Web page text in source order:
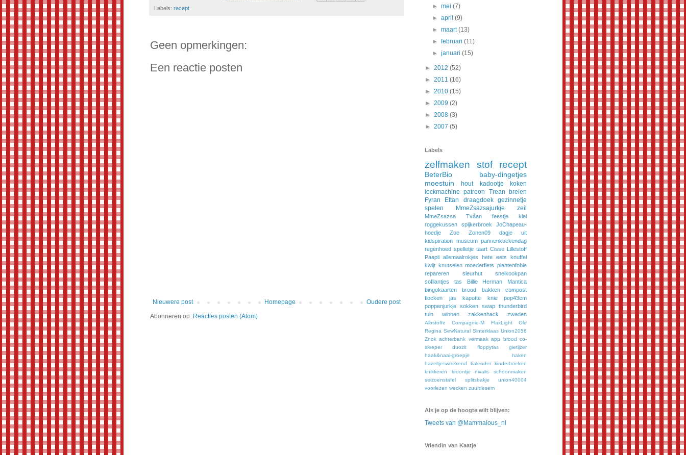
Labels: recept
Geen opmerkingen:
Een reactie posten
Nieuwere post Oudere post
Homepage
Abonneren op: Reacties posten (Atom)
►mei(7)
►april(9)
►maart(13)
►februari(11)
►januari(15)
► 2012 (52)
► 2011 (16)
► 2010 (15)
► 2009 (2)
► 2008 (3)
► 2007 (5)
Labels
zelfmaken stof recept
BeterBio
baby-dingetjes
moestuin
hout kadootje
koken
lockmachine patroon Trean
breien
Fyran
Ettan draagdoek gezinnetje
spelen
MmeZsazsajurkje zeil
MmeZsazsa Tvåan feestje
klei
roggekussen
spijkerbroek
JoChapeau-
hoedje
Zoe Zonen09
dagje uit
kidspiration museum pannenkoekendag
regenhoed spelletje taart Cisse Lillestoff
Paapii allemaalrokjes hete eets
knuffel
kwijt knutselen moederfiets plantenfobie
repareren
sleurhut
snelkookpan
sofilantjes
tas Billie Herman
Mantica
bingokaarten
brood bakken
compost
flocken
jas kapotte knie
pop43cm
poppenjurkje sokken swap thunderbird
tuin
winnen zakkenhack zweden
Albstoffe Compagnie-M FlaxLight
Ole
Regina SewNatural Sinterklaas Union2056
Znok achterbank vermaak app brood co-
sleeper
duozit floppytas
gietijzer
haak&naai-groepje
haken
hazeltjesweekend
kalender
kinderboeken
knikkeren
kroontje nivalis
schoonmaken
seizoenstafel
splitsbakje
union40004
voorlezen wecken zuurdesem
Als je op de hoogte wilt blijven:
Tweets van @Mammalous_nl
Vriendin van Kaatje